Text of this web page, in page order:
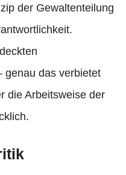
der Gewaltenteilung
genau das verbietet
die Arbeitsweise der